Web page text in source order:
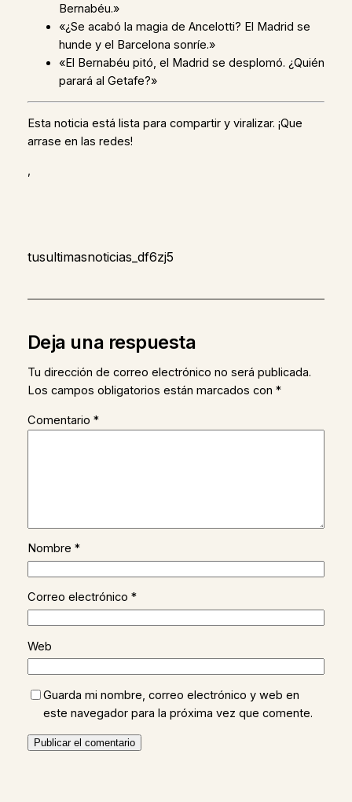
Bernabéu.»
«¿Se acabó la magia de Ancelotti? El Madrid se
hunde y el Barcelona sonríe.»
«El Bernabéu pitó, el Madrid se desplomó. ¿Quién
parará al Getafe?»
Esta noticia está lista para compartir y viralizar. ¡Que
arrase en las redes!
,
tusultimasnoticias_df6zj5
Deja una respuesta
Tu dirección de correo electrónico no será publicada.
Los campos obligatorios están marcados con *
Comentario *
Nombre *
Correo electrónico *
Web
Guarda mi nombre, correo electrónico y web en
este navegador para la próxima vez que comente.